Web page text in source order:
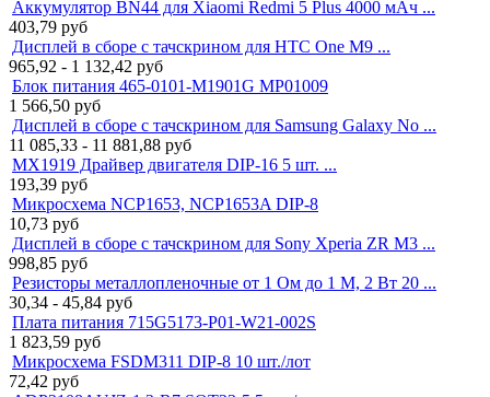
Аккумулятор BN44 для Xiaomi Redmi 5 Plus 4000 мАч ...
403,79 руб
Дисплей в сборе с тачскрином для HTC One M9 ...
965,92 - 1 132,42 руб
Блок питания 465-0101-M1901G MP01009
1 566,50 руб
Дисплей в сборе с тачскрином для Samsung Galaxy No ...
11 085,33 - 11 881,88 руб
MX1919 Драйвер двигателя DIP-16 5 шт. ...
193,39 руб
Микросхема NCP1653, NCP1653A DIP-8
10,73 руб
Дисплей в сборе с тачскрином для Sony Xperia ZR M3 ...
998,85 руб
Резисторы металлопленочные от 1 Ом до 1 М, 2 Вт 20 ...
30,34 - 45,84 руб
Плата питания 715G5173-P01-W21-002S
1 823,59 руб
Микросхема FSDM311 DIP-8 10 шт./лот
72,42 руб